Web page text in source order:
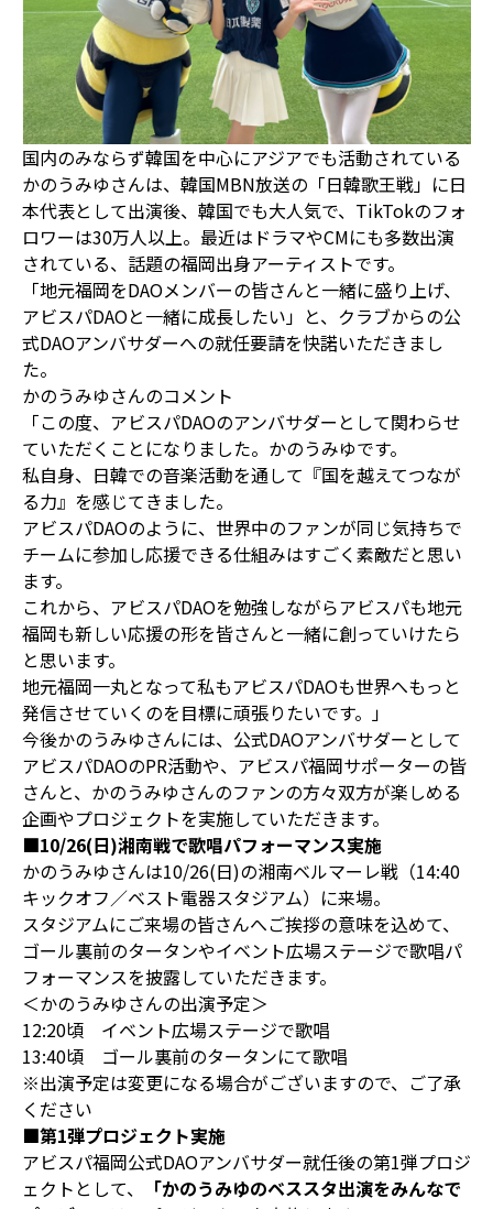
国内のみならず韓国を中心にアジアでも活動されている
かのうみゆさんは、韓国MBN放送の「日韓歌王戦」に日
本代表として出演後、韓国でも大人気で、TikTokのフォ
ロワーは30万人以上。最近はドラマやCMにも多数出演
されている、話題の福岡出身アーティストです。
「地元福岡をDAOメンバーの皆さんと一緒に盛り上げ、
アビスパDAOと一緒に成長したい」と、クラブからの公
式DAOアンバサダーへの就任要請を快諾いただきまし
た。
かのうみゆさんのコメント
「この度、アビスパDAOのアンバサダーとして関わらせ
ていただくことになりました。かのうみゆです。
私自身、日韓での音楽活動を通して『国を越えてつなが
る力』を感じてきました。
アビスパDAOのように、世界中のファンが同じ気持ちで
チームに参加し応援できる仕組みはすごく素敵だと思い
ます。
これから、アビスパDAOを勉強しながらアビスパも地元
福岡も新しい応援の形を皆さんと一緒に創っていけたら
と思います。
地元福岡一丸となって私もアビスパDAOも世界へもっと
発信させていくのを目標に頑張りたいです。」
今後かのうみゆさんには、公式DAOアンバサダーとして
アビスパDAOのPR活動や、アビスパ福岡サポーターの皆
さんと、かのうみゆさんのファンの方々双方が楽しめる
企画やプロジェクトを実施していただきます。
■10/26(日)湘南戦で歌唱パフォーマンス実施
かのうみゆさんは10/26(日)の湘南ベルマーレ戦（14:40
キックオフ／ベスト電器スタジアム）に来場。
スタジアムにご来場の皆さんへご挨拶の意味を込めて、
ゴール裏前のタータンやイベント広場ステージで歌唱パ
フォーマンスを披露していただきます。
＜かのうみゆさんの出演予定＞
12:20頃 イベント広場ステージで歌唱
13:40頃 ゴール裏前のタータンにて歌唱
※出演予定は変更になる場合がございますので、ご了承
ください
■第1弾プロジェクト実施
アビスパ福岡公式DAOアンバサダー就任後の第1弾プロジ
ェクトとして、
「かのうみゆのベススタ出演をみんなで